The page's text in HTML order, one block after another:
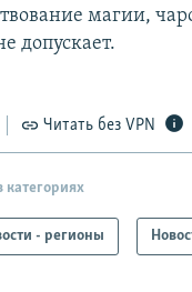
магии,
допускает.
Читать без VPN
категориях
- регионы